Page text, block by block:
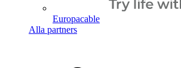
Europacable
Alla partners